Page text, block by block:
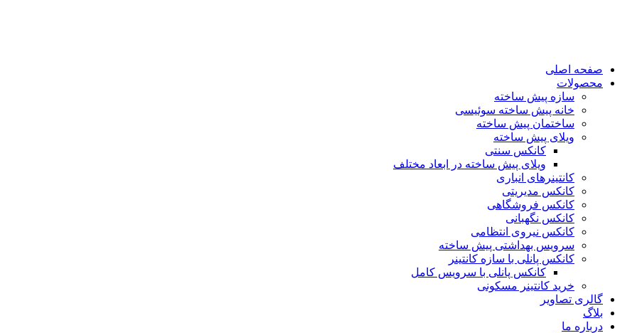
صفحه اصلی
محصولات
سازه پیش ساخته
خانه پیش ساخته سوئیسی
ساختمان پيش ساخته
ویلای پیش ساخته
کانکس سنتی
ویلای پیش ساخته در ابعاد مختلف
كانتينرهای انباری
كانكس مديريتی
کانکس فروشگاهی
كانكس نگهبانی
کانکس نیروی انتظامی
سرويس بهداشتی پيش ساخته
کانکس پانلی با سازه کانتینر
كانكس پانلی با سرویس کامل
خرید کانتینر مسکونی
گالری تصاویر
بلاگ
درباره ما